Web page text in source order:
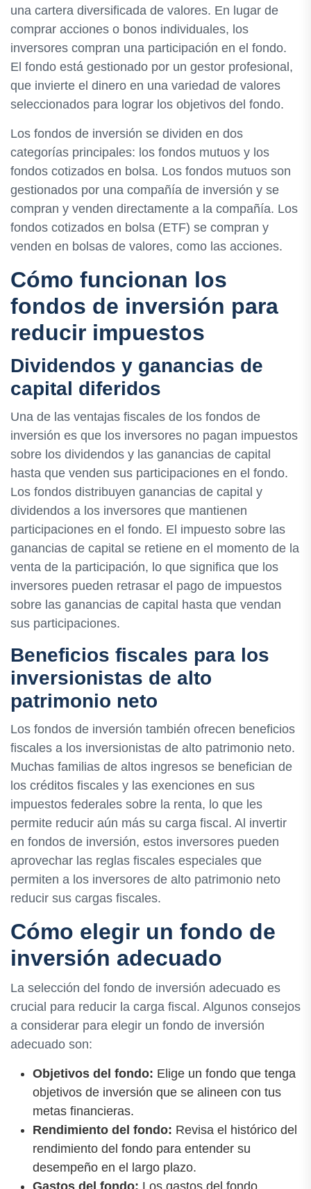
una cartera diversificada de valores. En lugar de
comprar acciones o bonos individuales, los
inversores compran una participación en el fondo.
El fondo está gestionado por un gestor profesional,
que invierte el dinero en una variedad de valores
seleccionados para lograr los objetivos del fondo.
Los fondos de inversión se dividen en dos
categorías principales: los fondos mutuos y los
fondos cotizados en bolsa. Los fondos mutuos son
gestionados por una compañía de inversión y se
compran y venden directamente a la compañía. Los
fondos cotizados en bolsa (ETF) se compran y
venden en bolsas de valores, como las acciones.
Cómo funcionan los
fondos de inversión para
reducir impuestos
Dividendos y ganancias de
capital diferidos
Una de las ventajas fiscales de los fondos de
inversión es que los inversores no pagan impuestos
sobre los dividendos y las ganancias de capital
hasta que venden sus participaciones en el fondo.
Los fondos distribuyen ganancias de capital y
dividendos a los inversores que mantienen
participaciones en el fondo. El impuesto sobre las
ganancias de capital se retiene en el momento de la
venta de la participación, lo que significa que los
inversores pueden retrasar el pago de impuestos
sobre las ganancias de capital hasta que vendan
sus participaciones.
Beneficios fiscales para los
inversionistas de alto
patrimonio neto
Los fondos de inversión también ofrecen beneficios
fiscales a los inversionistas de alto patrimonio neto.
Muchas familias de altos ingresos se benefician de
los créditos fiscales y las exenciones en sus
impuestos federales sobre la renta, lo que les
permite reducir aún más su carga fiscal. Al invertir
en fondos de inversión, estos inversores pueden
aprovechar las reglas fiscales especiales que
permiten a los inversores de alto patrimonio neto
reducir sus cargas fiscales.
Cómo elegir un fondo de
inversión adecuado
La selección del fondo de inversión adecuado es
crucial para reducir la carga fiscal. Algunos consejos
a considerar para elegir un fondo de inversión
adecuado son:
Objetivos del fondo: Elige un fondo que tenga
objetivos de inversión que se alineen con tus
metas financieras.
Rendimiento del fondo: Revisa el histórico del
rendimiento del fondo para entender su
desempeño en el largo plazo.